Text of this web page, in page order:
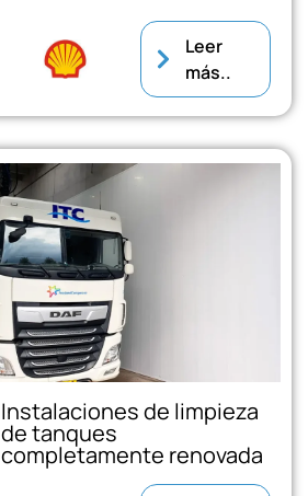
Leer
más..
Instalaciones de limpieza
de tanques
completamente renovada